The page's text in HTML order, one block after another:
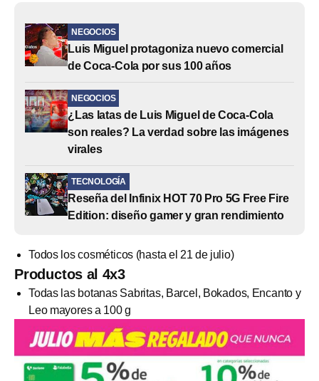
NEGOCIOS
Luis Miguel protagoniza nuevo comercial
de Coca-Cola por sus 100 años
NEGOCIOS
¿Las latas de Luis Miguel de Coca-Cola
son reales? La verdad sobre las imágenes
virales
TECNOLOGÍA
Reseña del Infinix HOT 70 Pro 5G Free Fire
Edition: diseño gamer y gran rendimiento
Todos los cosméticos (hasta el 21 de julio)
Productos al 4x3
Todas las botanas Sabritas, Barcel, Bokados, Encanto y
Leo mayores a 100 g